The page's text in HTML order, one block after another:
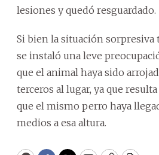
lesiones y quedó resguardado.
Si bien la situación
se instaló una leve
que el animal haya sido
terceros al lugar, ya que
que el mismo perro haya
medios a esa altura.